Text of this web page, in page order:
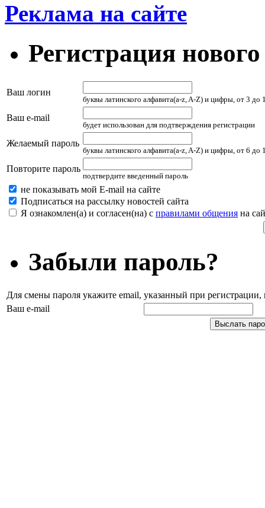
Реклама на сайте
Регистрация
Ваш логин
буквы латинского алфавита(a-z, A-Z) и цифры, от 3 до
Ваш e-mail
будет использован для подтверждения регистрации
Желаемый пароль
буквы латинского алфавита(a-z, A-Z) и цифры, от 6 до
Повторите пароль
подтвердите введенный пароль
не показывать мой E-mail на сайте
Подписаться на рассылку новостей сайта
Я ознакомлен(а) и согласен(на) с правилами общения на
Забыли пароль?
Для смены пароля укажите email, указанный при
Ваш e-mail